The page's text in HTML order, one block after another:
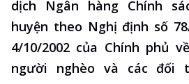
dịch Ngân hàng Chính
huyện theo Nghị định số
4/10/2002 của Chính phủ
người nghèo và các đối